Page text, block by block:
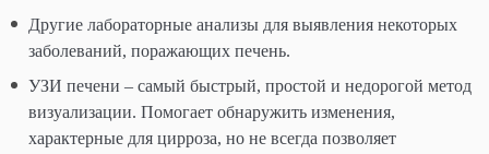
Другие лабораторные анализы для выявления некоторых
заболеваний, поражающих печень.
УЗИ печени – самый быстрый, простой и недорогой метод
визуализации. Помогает обнаружить изменения,
характерные для цирроза, но не всегда позволяет